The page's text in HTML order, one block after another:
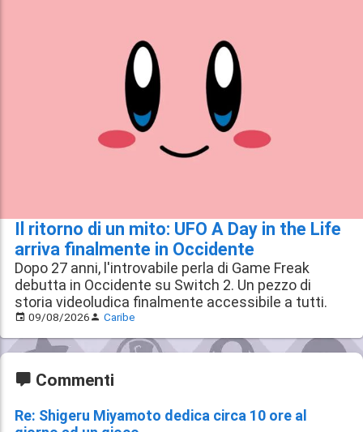
Il ritorno di un mito: UFO A Day in the Life
arriva finalmente in Occidente
Dopo 27 anni, l'introvabile perla di Game Freak
debutta in Occidente su Switch 2. Un pezzo di
storia videoludica finalmente accessibile a tutti.
09/08/2026 Caribe
Commenti
Re: Shigeru Miyamoto dedica circa 10 ore al